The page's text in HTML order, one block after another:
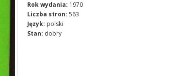
Rok wydania: 1970
Liczba stron: 563
Język: polski
Stan: dobry